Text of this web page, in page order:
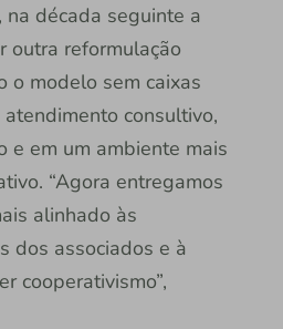
na década seguinte a
outra reformulação
o modelo sem caixas
consultivo,
e em um ambiente mais
“Agora entregamos
alinhado às
dos associados e à
cooperativismo”,